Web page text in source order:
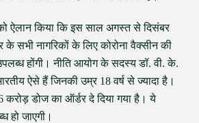
ऐलान किया कि इस साल अगस्त से दिसंबर
के सभी नागरिकों के लिए कोरोना वैक्सीन की
होंगी। नीति आयोग के सदस्य डॉ. वी. के.
ऐसे हैं जिनकी उम्र 18 वर्ष से ज्यादा है।
करोड़ डोज का ऑर्डर दे दिया गया है। ये
हो जाएगी।